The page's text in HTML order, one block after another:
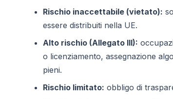
Rischio inaccettabile (vietato):
essere distribuiti nella UE.
Alto rischio (Allegato III):
o licenziamento, assegnazione
pieni.
Rischio limitato: obbligo di